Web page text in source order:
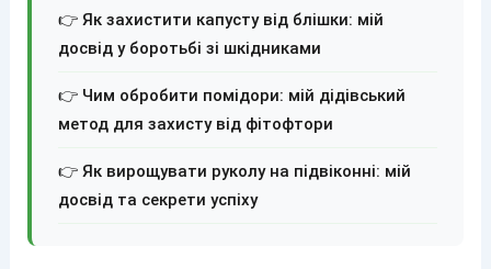
👉 Як захистити капусту від блішки: мій
досвід у боротьбі зі шкідниками
👉 Чим обробити помідори: мій дідівський
метод для захисту від фітофтори
👉 Як вирощувати руколу на підвіконні: мій
досвід та секрети успіху